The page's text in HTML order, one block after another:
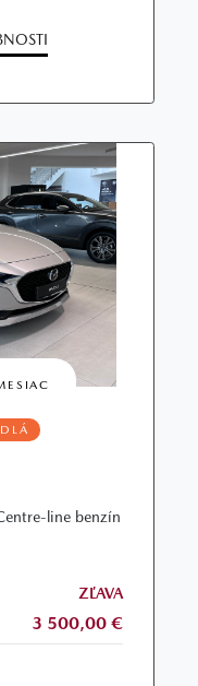
line benzín
ZĽAVA
3 500,00 €